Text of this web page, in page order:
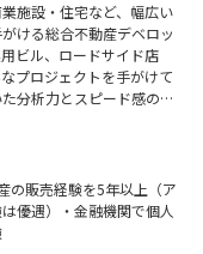
施設・住宅など、幅広い
ける総合不動産デベロッ
ビル、ロードサイド店
プロジェクトを手がけて
分析力とスピード感のあ
）というオーダーメ
に力を入れている部門で
開発、テナント付け、管
の投資用木造アパートを
の販売経験を5年以上（ア
優遇）・金融機関で個人